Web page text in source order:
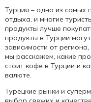
Турция – одно из самых
отдыха, и многие
продукты лучше
продукты в Турции
зависимости от
мы расскажем, какие
стоит кофе в Турции и
валюте.
Турецкие рынки и